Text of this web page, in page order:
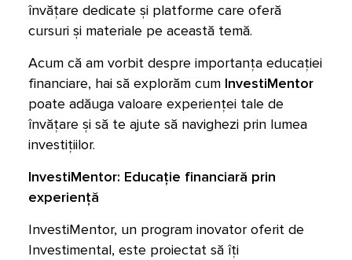
învățare dedicate și platforme care oferă
cursuri și materiale pe această temă.
Acum că am vorbit despre importanța educației
financiare, hai să explorăm cum InvestiMentor
poate adăuga valoare experienței tale de
învățare și să te ajute să navighezi prin lumea
investițiilor.
InvestiMentor: Educație financiară prin
experiență
InvestiMentor, un program inovator oferit de
Investimental, este proiectat să îți